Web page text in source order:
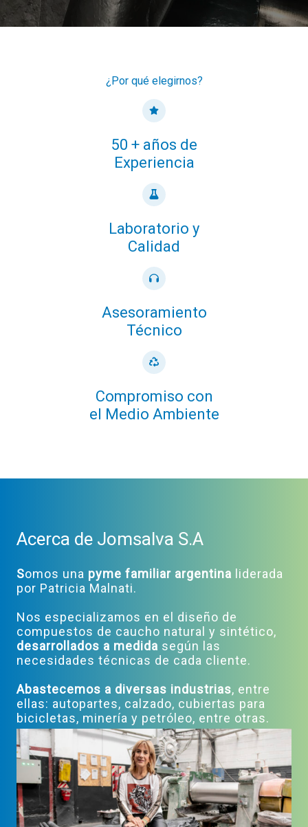
¿Por qué elegirnos?
50 + años de
Experiencia
Laboratorio y
Calidad
Asesoramiento
Técnico
Compromiso con
el Medio Ambiente
Acerca de Jomsalva S.A
Somos una pyme familiar argentina liderada
por Patricia Malnati.
Nos especializamos en el diseño de
compuestos de caucho natural y sintético,
desarrollados a medida según las
necesidades técnicas de cada cliente.
Abastecemos a diversas industrias, entre
ellas: autopartes, calzado, cubiertas para
bicicletas, minería y petróleo, entre otras.